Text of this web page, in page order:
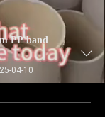
PP band
04-10